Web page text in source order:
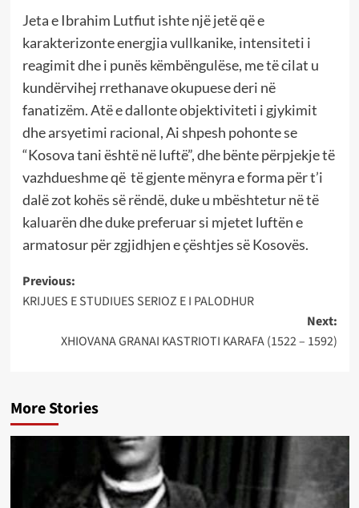
Jeta e Ibrahim Lutfiut ishte një jetë që e
karakterizonte energjia vullkanike, intensiteti i
reagimit dhe i punës këmbëngulëse, me të cilat u
kundërvihej rrethanave okupuese deri në
fanatizëm. Atë e dallonte objektiviteti i gjykimit
dhe arsyetimi racional, Ai shpesh pohonte se
“Kosova tani është në luftë”, dhe bënte përpjekje të
vazhdueshme që të gjente mënyra e forma për t’i
dalë zot kohës së rëndë, duke u mbështetur në të
kaluarën dhe duke preferuar si mjetet luftën e
armatosur për zgjidhjen e çështjes së Kosovës.
Post
navigation
Previous:
KRIJUES E STUDIUES SERIOZ E I PALODHUR
Next:
XHIOVANA GRANAI KASTRIOTI KARAFA (1522 – 1592)
More Stories